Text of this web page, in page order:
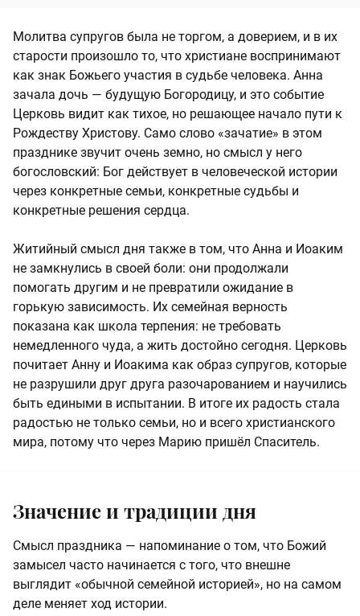
Молитва супругов была не торгом, а доверием, и в их
старости произошло то, что христиане воспринимают
как знак Божьего участия в судьбе человека. Анна
зачала дочь — будущую Богородицу, и это событие
Церковь видит как тихое, но решающее начало пути к
Рождеству Христову. Само слово «зачатие» в этом
празднике звучит очень земно, но смысл у него
богословский: Бог действует в человеческой истории
через конкретные семьи, конкретные судьбы и
конкретные решения сердца.
Житийный смысл дня также в том, что Анна и Иоаким
не замкнулись в своей боли: они продолжали
помогать другим и не превратили ожидание в
горькую зависимость. Их семейная верность
показана как школа терпения: не требовать
немедленного чуда, а жить достойно сегодня. Церковь
почитает Анну и Иоакима как образ супругов, которые
не разрушили друг друга разочарованием и научились
быть едиными в испытании. В итоге их радость стала
радостью не только семьи, но и всего христианского
мира, потому что через Марию пришёл Спаситель.
Значение и традиции дня
Смысл праздника — напоминание о том, что Божий
замысел часто начинается с того, что внешне
выглядит «обычной семейной историей», но на самом
деле меняет ход истории.